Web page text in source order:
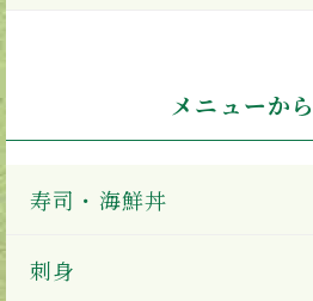
メニューか
寿司・海鮮丼
刺身